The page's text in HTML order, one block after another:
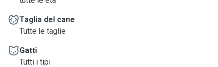
Taglia del cane
Tutte le taglie
Gatti
Tutti i tipi